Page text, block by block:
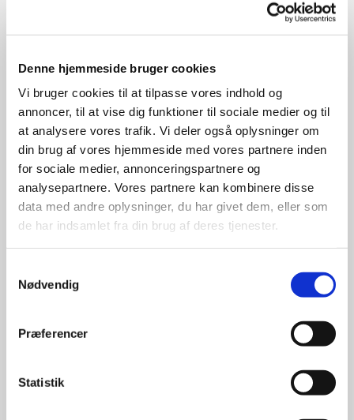
Denne hjemmeside bruger cookies
Vi bruger cookies til at tilpasse vores indhold og
annoncer, til at vise dig funktioner til sociale medier og til
at analysere vores trafik. Vi deler også oplysninger om
din brug af vores hjemmeside med vores partnere inden
for sociale medier, annonceringspartnere og
analysepartnere. Vores partnere kan kombinere disse
data med andre oplysninger, du har givet dem, eller som
de har indsamlet fra din brug af deres tjenester.
Nødvendig
Præferencer
Statistik
Kirkesanger
vikar
Læs mere her